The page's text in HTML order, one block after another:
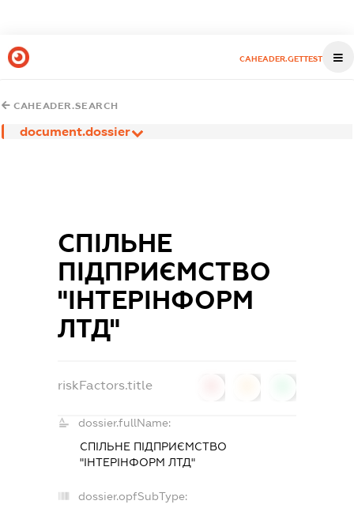
CAHEADER.GETTEST
CAHEADER.SEARCH
document.dossier
СПІЛЬНЕ
ПІДПРИЄМСТВО
"ІНТЕРІНФОРМ
ЛТД"
riskFactors.title
dossier.fullName:
СПІЛЬНЕ ПІДПРИЄМСТВО
"ІНТЕРІНФОРМ ЛТД"
dossier.opfSubType: